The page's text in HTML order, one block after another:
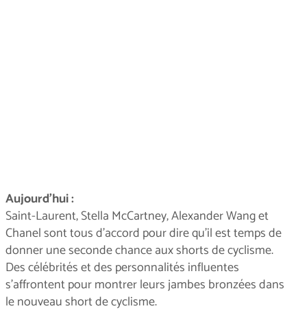
Aujourd'hui :
Saint-Laurent, Stella McCartney, Alexander Wang et
Chanel sont tous d'accord pour dire qu'il est temps de
donner une seconde chance aux shorts de cyclisme.
Des célébrités et des personnalités influentes
s'affrontent pour montrer leurs jambes bronzées dans
le nouveau short de cyclisme.